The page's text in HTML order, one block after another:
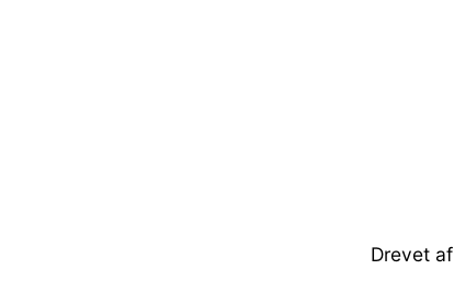
Drevet af